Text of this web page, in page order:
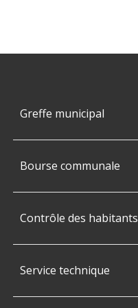
Greffe municipal
Bourse communale
Contrôle des habitants
Service technique